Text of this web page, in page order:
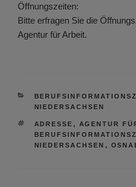
Öffnungszeiten:
Bitte erfragen Sie die
Agentur für Arbeit.
KATEGORIEN
NIEDERSACHSEN
SCHLAGWÖRTER
ADRESSE , AGENTUR
NIEDERSACHSEN ,